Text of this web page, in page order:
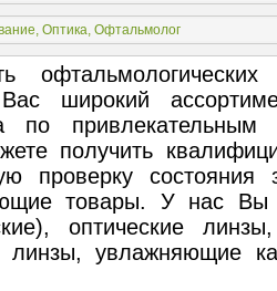
, Оптика, Офтальмолог
широкий
по
получить
проверку состояния
товары. У нас
оптические
линзы, увлажняющие